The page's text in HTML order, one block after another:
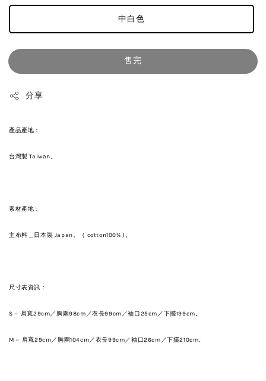
中白色
售完
分享
產品產地：
台灣製 Taiwan。
素材產地：
主布料＿日本製 Japan。（ cotton100% )。
尺寸表資訊：
S－ 肩寬29cm／胸圍98cm ／衣長99cm ／袖口25cm ／下擺199cm。
M－ 肩寬29cm／胸圍104cm／衣長99cm／袖口26cm ／下擺210cm。